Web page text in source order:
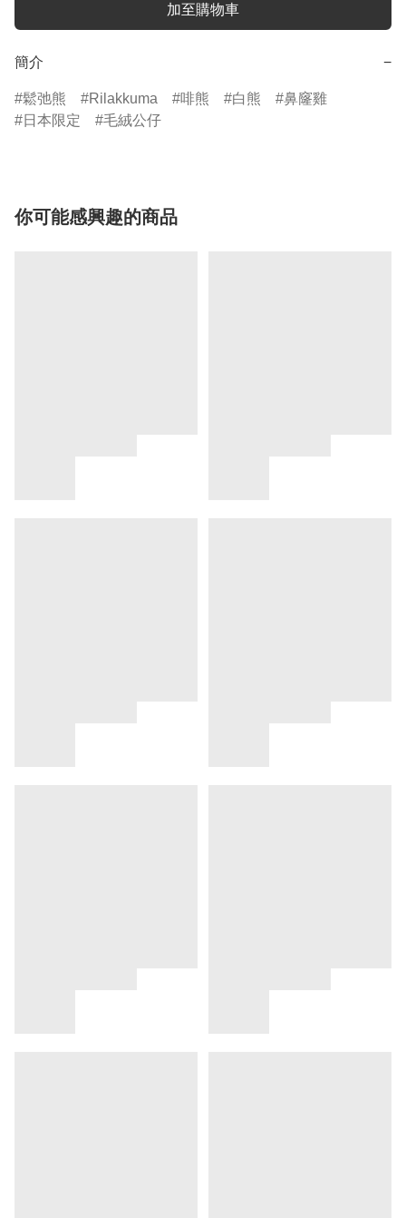
加至購物車
簡介 −
鬆弛熊 Rilakkuma 啡熊 白熊
鼻窿雞
日本限定
毛絨公仔
你可能感興趣的商品